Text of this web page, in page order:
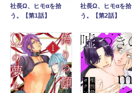
社長Ω、ヒモαを拾
う。【第1話】
社長Ω、ヒモαを拾
う。【第2話】